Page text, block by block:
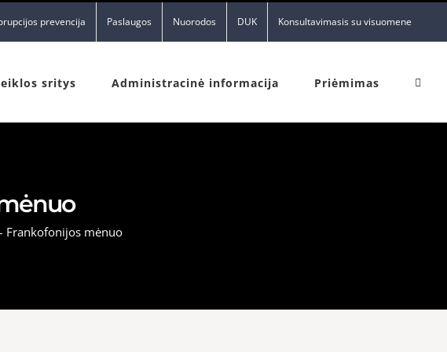
prevencija Paslaugos Nuorodos DUK Konsultavimasis su visuomene
sritys Administracinė informacija Priėmimas
Frankofonijos mėnuo